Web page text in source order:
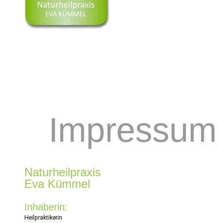
Impressum
Naturheilpraxis
Eva Kümmel
Inhaberin:
Heilpraktikerin